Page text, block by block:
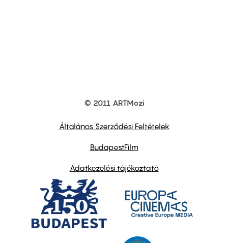
© 2011 ARTMozi
Általános Szerződési Feltételek
BudapestFilm
Adatkezelési tájékoztató